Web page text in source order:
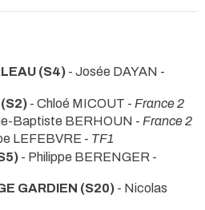
(S4) - Josée DAYAN -
(S2) - Chloé MICOUT - France 2
Baptiste BERHOUN - France 2
LEFEBVRE - TF1
- Philippe BERENGER -
GARDIEN (S20) - Nicolas